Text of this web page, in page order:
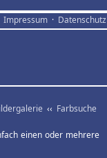
Impressum · Datenschutz
‹‹ Farbsuche
einen oder mehrere